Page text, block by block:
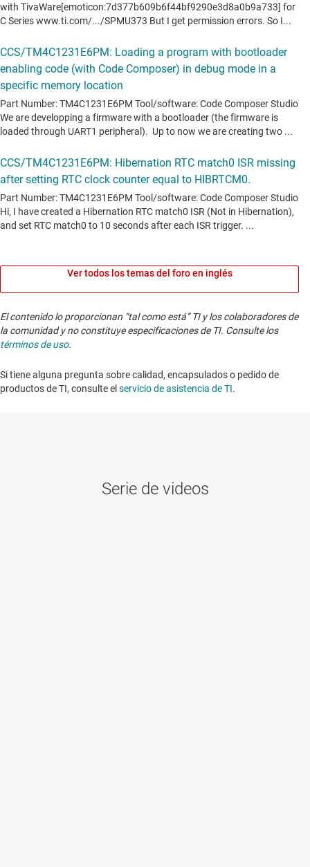
Ver todos los temas del foro en inglés
El contenido lo proporcionan “tal como está” TI y los colaboradores de
la comunidad y no constituye especificaciones de TI. Consulte los
términos de uso.
Si tiene alguna pregunta sobre calidad, encapsulados o pedido de
productos de TI, consulte elservicio de asistencia de TI. ​​​​​​​​​​​​​​
Serie de videos